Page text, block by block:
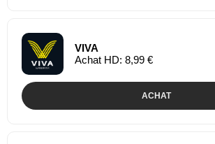
VIVA
Achat HD: 8,99 €
ACHAT